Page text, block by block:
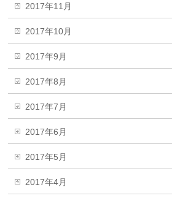
2017年11月
2017年10月
2017年9月
2017年8月
2017年7月
2017年6月
2017年5月
2017年4月